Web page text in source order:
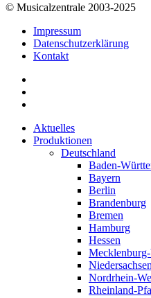
© Musicalzentrale 2003-2025
Impressum
Datenschutzerklärung
Kontakt
Aktuelles
Produktionen
Deutschland
Baden-
Bayern
Berlin
Brandenburg
Bremen
Hamburg
Hessen
Niedersachsen
Nordrhein-
Rheinland-